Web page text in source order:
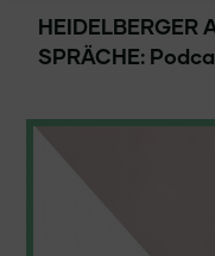
HEIDELBERGER
SPRÄCHE: